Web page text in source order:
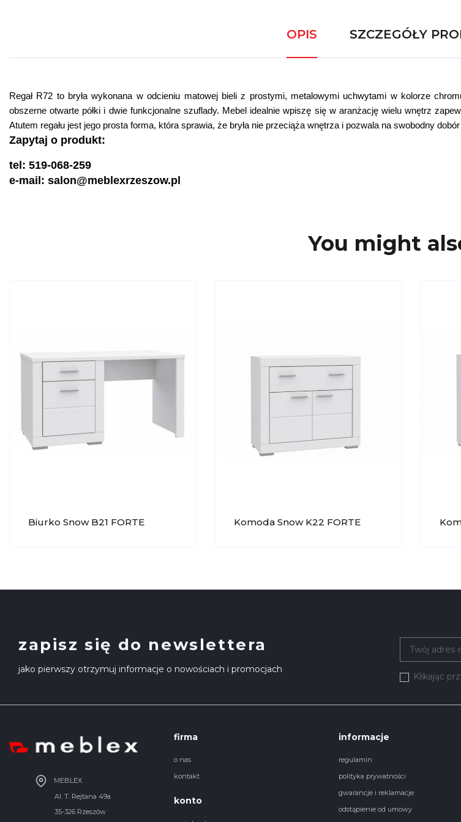
OPIS SZCZEGÓŁY
Regał R72 to bryła wykonana w odcieniu matowej bieli z prostymi, metalowymi uchwytami w kolorze
obszerne otwarte półki i dwie funkcjonalne szuflady. Mebel idealnie wpiszę się w aranżację wielu wnętrz
Atutem regału jest jego prosta forma, która sprawia, że bryła nie przeciąża wnętrza i pozwala na swobodny
Zapytaj o produkt:
tel: 519-068-259
e-mail: salon@meblexrzeszow.pl
You might
Biurko Snow B21 FORTE Komoda Snow K22 FORTE
zapisz się do newslettera
jako pierwszy otrzymuj informacje o nowościach i promocjach
Klikając
MEBLEX
Al. T. Rejtana 49a
35-326 Rzeszów
firma
o nas
kontakt
konto
informacje
regulamin
polityka prywatności
gwarancje i reklamacje
odstąpienie od umowy